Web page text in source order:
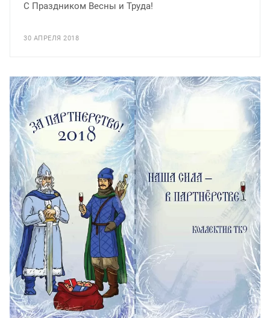
C Праздником Весны и Труда!
30 АПРЕЛЯ 2018